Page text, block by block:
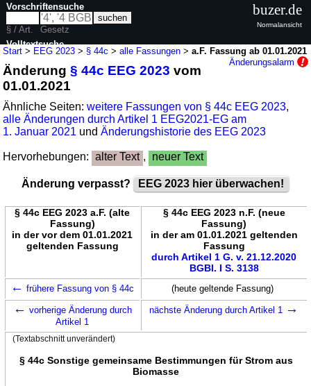
Start > EEG 2023 > § 44c >alle Fassungen >a.F. Fassung ab 01.01.2021
Änderungsalarm
Änderung§ 44c EEG 2023 vom
01.01.2021
Ähnliche Seiten:weitere Fassungen von § 44c EEG 2023,
alle Änderungen durch Artikel 1 EEG2021-EG am
1. Januar 2021 undÄnderungshistorie des EEG 2023
Hervorhebungen: alter Text , neuer Text
Änderung verpasst? EEG 2023 hier überwachen!
§ 44c EEG 2023 a.F. (alte
Fassung)
in der vor dem 01.01.2021
geltenden Fassung
§ 44c EEG 2023 n.F. (neue
Fassung)
in der am 01.01.2021 geltenden
Fassung
durch Artikel 1 G. v. 21.12.2020
BGBl. I S. 3138
← frühere Fassung von § 44c (heute geltende Fassung)
← vorherige Änderung durch
Artikel 1
nächste Änderung durch Artikel 1 →
(Textabschnitt unverändert)
§ 44c Sonstige gemeinsame Bestimmungen für Strom aus
Biomasse
Vorschriftensuche
§ / Art.
Gesetz
Volltextsuche
nur in EEG 2023
buzer.de
Normalansicht